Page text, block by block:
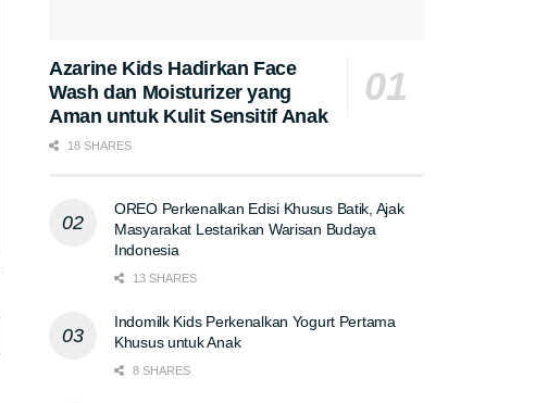
Azarine Kids Hadirkan Face
Wash dan Moisturizer yang
Aman untuk Kulit Sensitif Anak
18 SHARES
OREO Perkenalkan Edisi Khusus Batik, Ajak
Masyarakat Lestarikan Warisan Budaya
Indonesia
13 SHARES
Indomilk Kids Perkenalkan Yogurt Pertama
Khusus untuk Anak
8 SHARES